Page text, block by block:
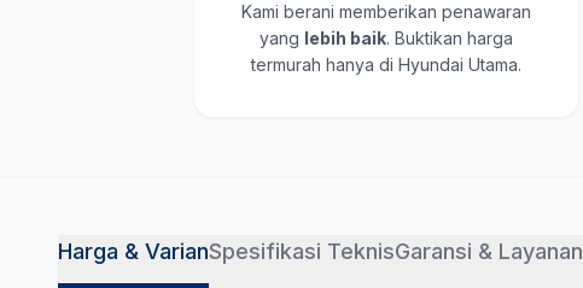
Kami berani memberikan penawaran
yang lebih baik. Buktikan harga
termurah hanya di Hyundai Utama.
Harga & VarianSpesifikasi TeknisGaransi & Layanan